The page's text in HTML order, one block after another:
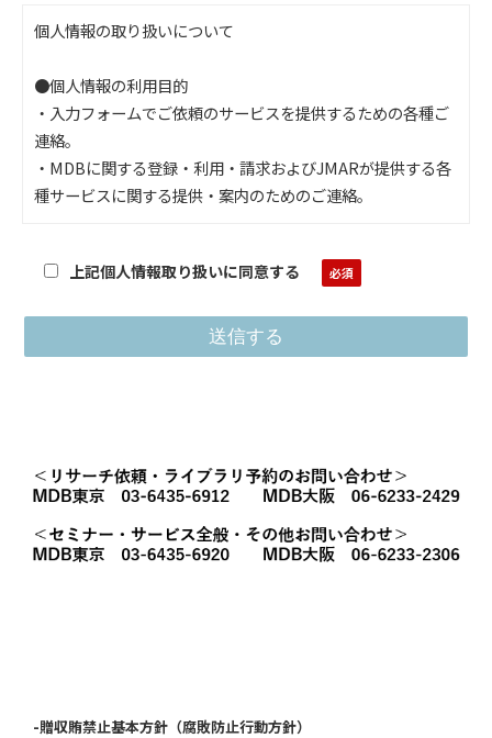
個人情報の取り扱いについて
●個人情報の利用目的
・入力フォームでご依頼のサービスを提供するための各種ご
連絡。
・MDBに関する登録・利用・請求およびJMARが提供する各
種サービスに関する提供・案内のためのご連絡。
個人情報に関する利用目的の通知、開示、訂正、追加または
とができます。申請された場合は、申請者がご本人であるこ
とを確認させていただいたうえで、迅速かつ的確に対応し、
URL：https://www.jmar.co.jp/policy/
お問い合わせ窓口
〒105-0011 東京都港区芝公園3-1-22 日本能率協会ビル
（株）日本能率協会総合研究所 個人情報相談窓口
個人情報保護管理者：
上記個人情報取り扱いに同意する
-贈収賄禁止基本方針（腐敗防止行動方針）